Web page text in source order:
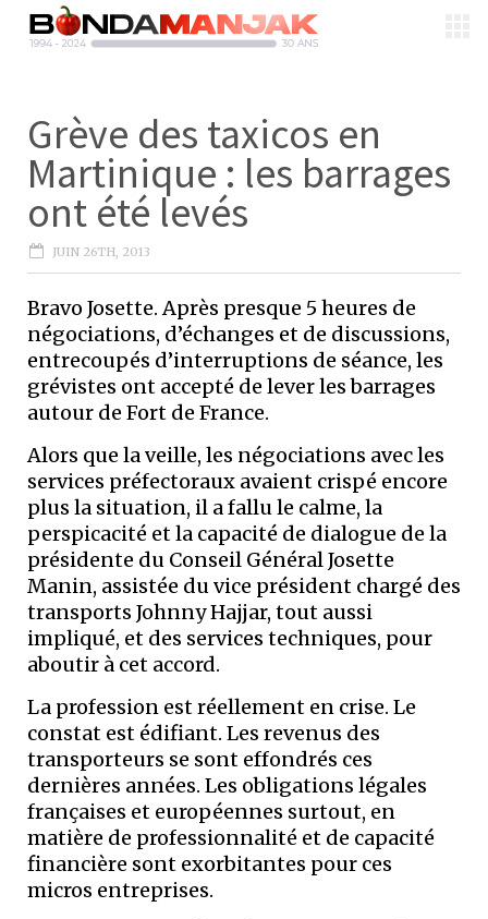
Grève des taxicos en
Martinique : les barrages
ont été levés
JUIN 26TH, 2013
Bravo Josette. Après presque 5 heures de
négociations, d’échanges et de discussions,
entrecoupés d’interruptions de séance, les
grévistes ont accepté de lever les barrages
autour de Fort de France.
Alors que la veille, les négociations avec les
services préfectoraux avaient crispé encore
plus la situation, il a fallu le calme, la
perspicacité et la capacité de dialogue de la
présidente du Conseil Général Josette
Manin, assistée du vice président chargé des
transports Johnny Hajjar, tout aussi
impliqué, et des services techniques, pour
aboutir à cet accord.
La profession est réellement en crise. Le
constat est édifiant. Les revenus des
transporteurs se sont effondrés ces
dernières années. Les obligations légales
françaises et européennes surtout, en
matière de professionnalité et de capacité
financière sont exorbitantes pour ces
micros entreprises.